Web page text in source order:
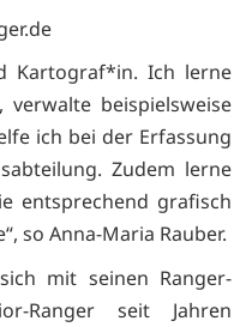
Kartograf*in. Ich lerne
beispielsweise
ich bei der Erfassung
Zudem lerne
entsprechend grafisch
so Anna-Maria Rauber.
mit seinen Ranger-
Ranger seit Jahren